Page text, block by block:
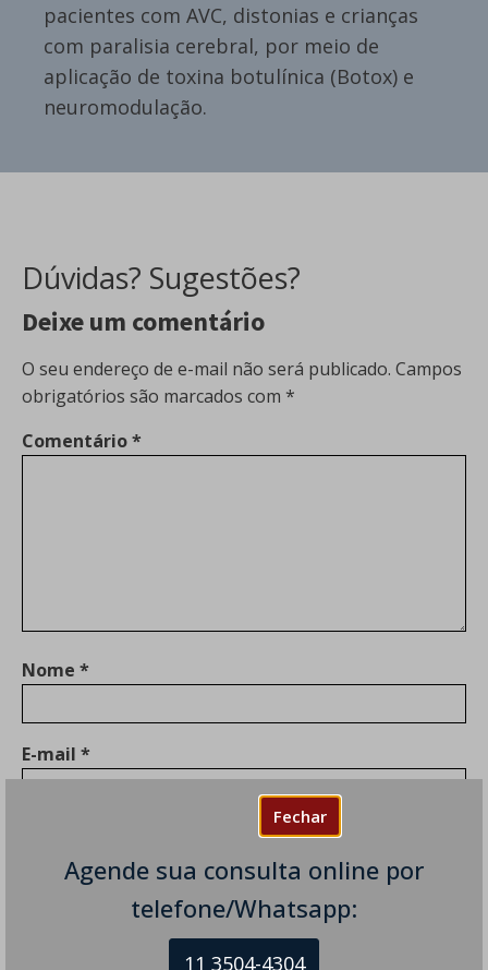
Fechar
Agende sua consulta online por
telefone/Whatsapp:
11 3504-4304
pacientes com AVC, distonias e crianças
com paralisia cerebral, por meio de
aplicação de toxina botulínica (Botox) e
neuromodulação.
Dúvidas? Sugestões?
Deixe um comentário
O seu endereço de e-mail não será publicado. Campos
obrigatórios são marcados com *
Comentário*
Nome *
E-mail *